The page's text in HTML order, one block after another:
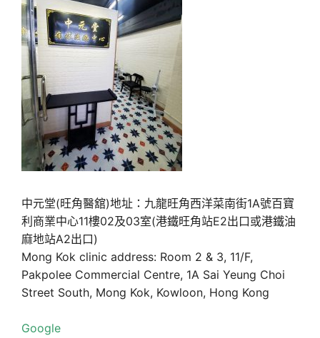
中元堂(旺角醫舘)地址：九龍旺角西洋菜南街1A號百寶
利商業中心11樓02及03室(港鐵旺角站E2出口或港鐵油
麻地站A2出口)
Mong Kok clinic address: Room 2 & 3, 11/F,
Pakpolee Commercial Centre, 1A Sai Yeung Choi
Street South, Mong Kok, Kowloon, Hong Kong
Google